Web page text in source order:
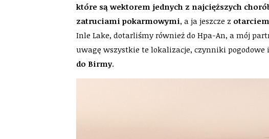
które są wektorem jednych z najcięższych
zatruciami pokarmowymi, a ja jeszcze z
Inle Lake, dotarliśmy również do Hpa-An, a mój
uwagę wszystkie te lokalizacje, czynniki pogodowe
do Birmy.